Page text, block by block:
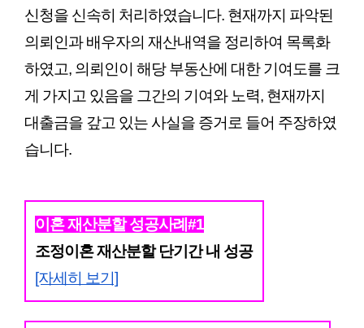
신청을 신속히 처리하였습니다. 현재까지 파악된
의뢰인과 배우자의 재산내역을 정리하여 목록화
하였고, 의뢰인이 해당 부동산에 대한 기여도를 크
게 가지고 있음을 그간의 기여와 노력, 현재까지
대출금을 갚고 있는 사실을 증거로 들어 주장하였
습니다.
이혼 재산분할 성공사례#1
조정이혼 재산분할 단기간 내 성공
[자세히 보기]